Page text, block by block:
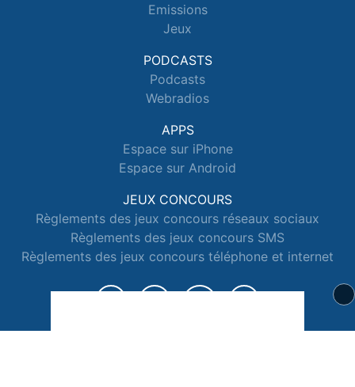
Emissions
Jeux
PODCASTS
Podcasts
Webradios
APPS
Espace sur iPhone
Espace sur Android
JEUX CONCOURS
Règlements des jeux concours réseaux sociaux
Règlements des jeux concours SMS
Règlements des jeux concours téléphone et internet